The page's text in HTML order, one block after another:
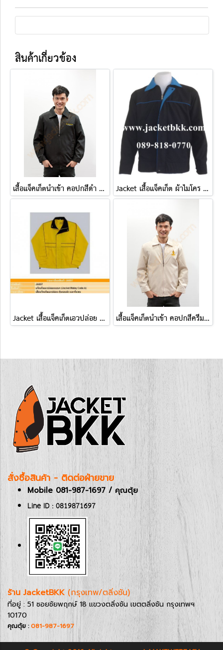
สินค้าเกี่ยวข้อง
เสื้อแจ็คเก็ตนำเข้า คอปกสีดำ ปักHollywood Jacket เสื้อแจ็คเก็ต ผ้าไมโคร ตัดต่อสองด้าน ดำปกฟ้า-ฟ้าปกดำ
Jacket เสื้อแจ็คเก็ตเอวปล่อย ( แบบ A ) เสื้อแจ็คเก็ตนำเข้า คอปกสีครีม ปักกรุงเทพมหานคร
สั่งซื้อสินค้า - ติดต่อฝ่ายขาย
Mobile 081-987-1697 / คุณตุ้ย
Line ID : 0819871697
ร้าน JacketBKK (กรุงเทพ/ตลิ่งชัน)
ที่อยู่ : 51 ซอยชัยพฤกษ์ 18 แขวงตลิ่งชัน เขตตลิ่งชัน กรุงเทพฯ
10170
คุณตุ้ย :081-987-1697